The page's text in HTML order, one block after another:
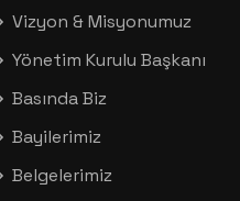
Vizyon & Misyonumuz
Yönetim Kurulu Başkanı
Basında Biz
Bayilerimiz
Belgelerimiz